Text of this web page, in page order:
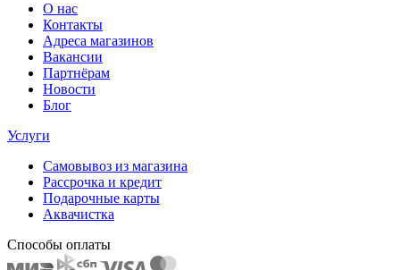
О нас
Контакты
Адреса магазинов
Вакансии
Партнёрам
Новости
Блог
Услуги
Самовывоз из магазина
Рассрочка и кредит
Подарочные карты
Аквачистка
Способы оплаты